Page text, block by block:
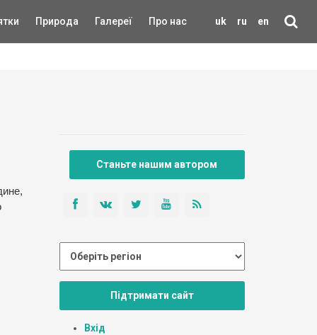
uk ru en
Природа Галереї Про нас
Станьте нашим автором
Підтримати сайт
Вхід